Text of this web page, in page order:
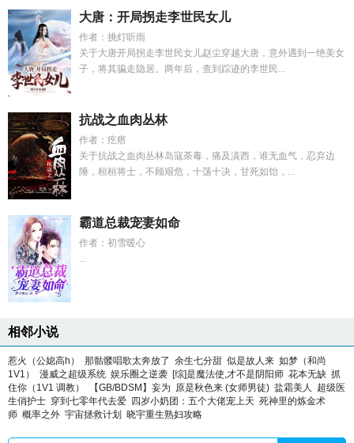
大唐：开局拐走李世民女儿
作者：挑灯听雨
关于大唐开局拐走李世民女儿赵尘穿越大唐，意外遇到一绝美女
子，将其骗走隐居。两年后，查到踪迹的李世民...
抗战之血肉丛林
作者：疙瘩
关于抗战之血肉丛林岛寇荼毒，痛及滇西，谁无血气，忍弃边
陲，桓桓将士，不顾艰危，十荡十决，甘死如饴，...
霸道总裁宠妻如命
作者：初雪暖心
...
相邻小说
惹火（公媳高h） 那骷髅唱歌太奔放了 余生七分甜 似是故人来 如梦（和尚
1V1）
漫威之超级系统 娱乐圈之逆袭 [综]是魔法使,才不是阴阳师 花本无缺 抓
住你（1V1 调教）
【GB/BDSM】妄为 原是秋色来 (女师男徒) 盐霜美人
超级医
生俏护士 穿到七零年代去爱 四岁小奶团：五个大佬宠上天 死神里的炼金术
师 概率之外 宇宙拯救计划 晓宇重生熟妇攻略